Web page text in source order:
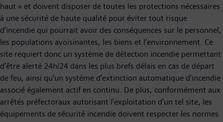
haut » et doivent disposer de toutes les protections nécessaires
à une sécurité de haute qualité pour éviter tout risque
d’incendie qui pourrait avoir des conséquences sur le personnel,
les populations avoisinantes, les biens et l’environnement. Ce
site requiert donc un système de détection incendie permettant
d’être alerté 24h/24 dans les plus brefs délais en cas de départ
de feu, ainsi qu’un système d’extinction automatique d’incendie
associé également actif en continu. De plus, conformément aux
arrêtés préfectoraux autorisant l’exploitation d’un tel site, les
équipements de sécurité incendie doivent respecter les normes